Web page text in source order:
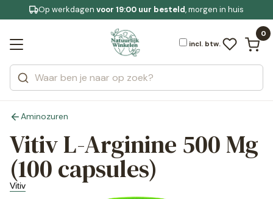
Gratis bezorging
Jouw bewuste leefstijl
Op werkdagenvoor 19:00 uur besteld, morgen in huis
incl. btw.
0
Zoeken
Categorieën
Merken
Bekijk alle resultaten
Aminozuren
Vitiv L-Arginine 500 Mg
(100 capsules)
Vitiv